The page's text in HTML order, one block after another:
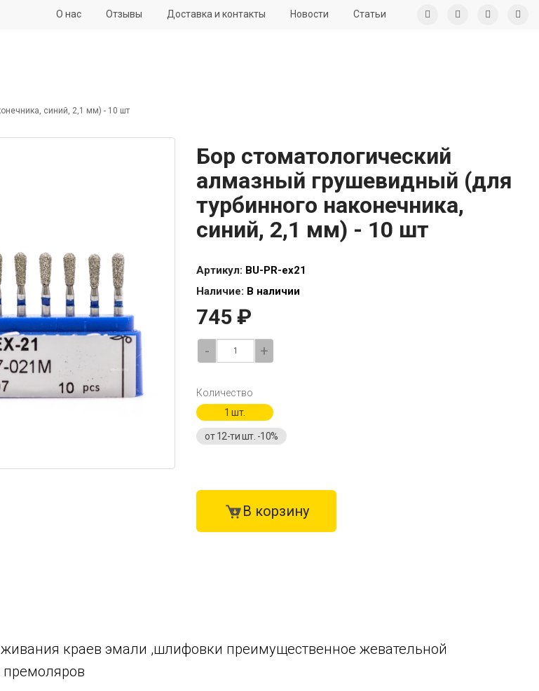
О нас Отзывы Доставка и контакты Новости Статьи
синий, 2,1 мм) - 10 шт
Бор стоматологический
алмазный грушевидный (для
турбинного наконечника,
синий, 2,1 мм) - 10 шт
Артикул: BU-PR-ex21
Наличие: В наличии
745 ₽
- +
Количество
1 шт.
от 12-ти шт. -10%
В корзину
краев эмали ,шлифовки преимущественное жевательной
премоляров